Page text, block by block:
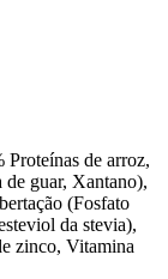
Proteínas de arroz,
de guar, Xantano),
(Fosfato
da stevia),
zinco, Vitamina